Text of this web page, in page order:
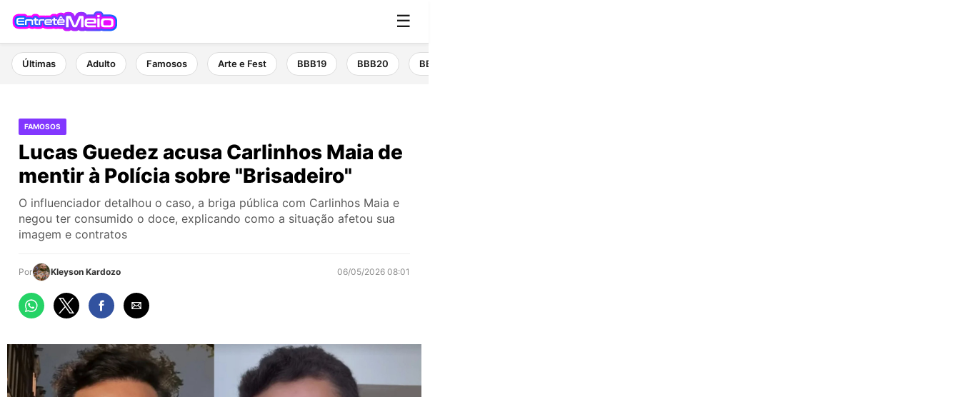
☰
Últimas Adulto Famosos Arte e Fest BBB19 BBB20 BBB21
FAMOSOS
Lucas Guedez acusa Carlinhos Maia de
mentir à Polícia sobre "Brisadeiro"
O influenciador detalhou o caso, a briga pública com Carlinhos Maia e
negou ter consumido o doce, explicando como a situação afetou sua
imagem e contratos
Por Kleyson Kardozo 06/05/2026 08:01